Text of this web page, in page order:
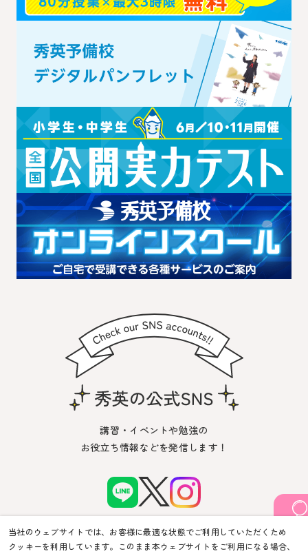
講習・イベントや勉強の
お役立ち情報などを発信します！
当社のウェブサイトでは、お客様に最適な状態でご利用していただくため
クッキーを利用しています。このまま本ウェブサイトをご利用になる場合、